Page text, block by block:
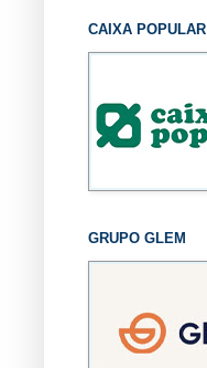
CAIXA POPULAR
GRUPO GLEM